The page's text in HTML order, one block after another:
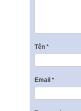
Tên *
Email *